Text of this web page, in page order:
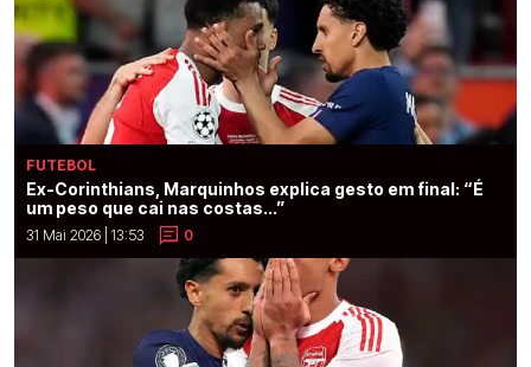
FUTEBOL
Ex-Corinthians, Marquinhos explica gesto em final: “É
um peso que cai nas costas...”
31 Mai 2026 | 13:53 0